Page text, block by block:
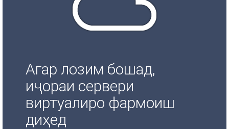
Агар лозим бошад,
иҷораи сервери
виртуалиро фармоиш
диҳед